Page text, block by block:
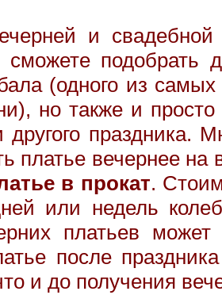
и
подобрать
(одного из
но также и
другого праздника.
платье вечернее на
в прокат.
или недель
платьев
после
и до получения